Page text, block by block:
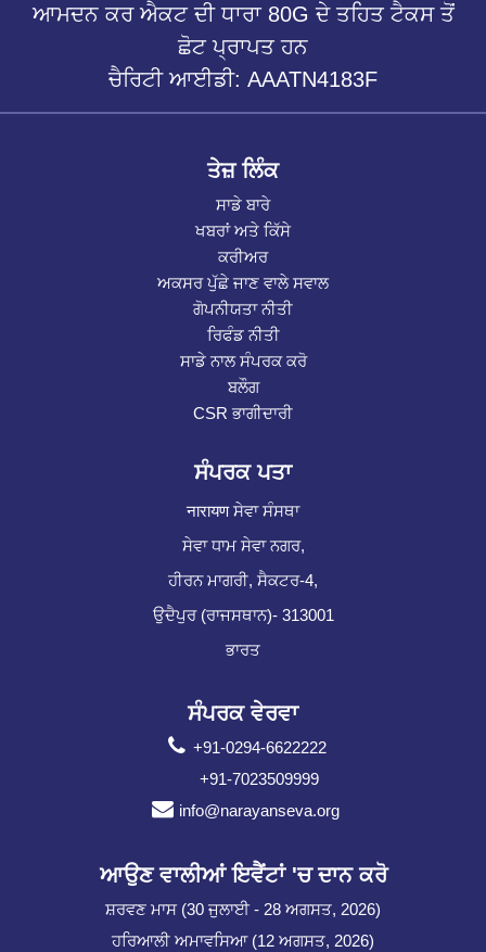
ਆਮਦਨ ਕਰ ਐਕਟ ਦੀ ਧਾਰਾ 80G ਦੇ ਤਹਿਤ ਟੈਕਸ ਤੋਂ
ਛੋਟ ਪ੍ਰਾਪਤ ਹਨ
ਚੈਰਿਟੀ ਆਈਡੀ: AAATN4183F
ਤੇਜ਼ ਲਿੰਕ
ਸਾਡੇ ਬਾਰੇ
ਖਬਰਾਂ ਅਤੇ ਕਿੱਸੇ
ਕਰੀਅਰ
ਅਕਸਰ ਪੁੱਛੇ ਜਾਣ ਵਾਲੇ ਸਵਾਲ
ਗੋਪਨੀਯਤਾ ਨੀਤੀ
ਰਿਫੰਡ ਨੀਤੀ
ਸਾਡੇ ਨਾਲ ਸੰਪਰਕ ਕਰੋ
ਬਲੌਗ
CSR ਭਾਗੀਦਾਰੀ
ਸੰਪਰਕ ਪਤਾ
नारायण ਸੇਵਾ ਸੰਸਥਾ
ਸੇਵਾ ਧਾਮ ਸੇਵਾ ਨਗਰ,
ਹੀਰਨ ਮਾਗਰੀ, ਸੈਕਟਰ-4,
ਉਦੈਪੁਰ (ਰਾਜਸਥਾਨ)- 313001
ਭਾਰਤ
ਸੰਪਰਕ ਵੇਰਵਾ
+91-0294-6622222
+91-7023509999
info@narayanseva.org
ਆਉਣ ਵਾਲੀਆਂ ਇਵੈਂਟਾਂ 'ਚ ਦਾਨ ਕਰੋ
ਸ਼ਰਵਣ ਮਾਸ (30 ਜੁਲਾਈ - 28 ਅਗਸਤ, 2026)
ਹਰਿਆਲੀ ਅਮਾਵਸਿਆ (12 ਅਗਸਤ, 2026)